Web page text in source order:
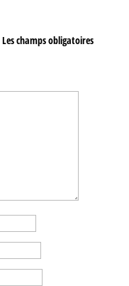
Les champs obligatoires